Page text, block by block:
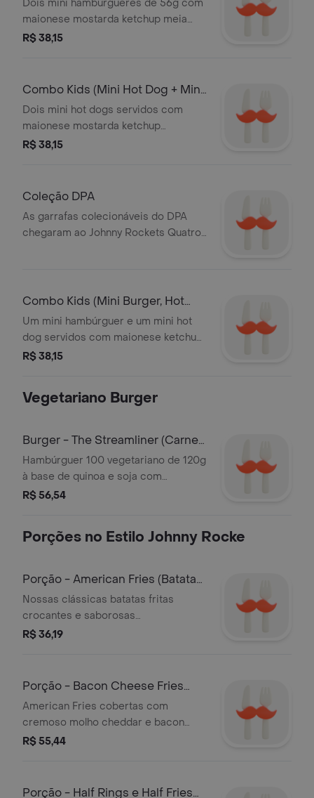
Dois mini hambúrgueres de 56g com
maionese mostarda ketchup meia
porção de American Fries e um
R$ 38,15
Combo Kids (Mini Hot Dog + Mini
Porção d
Dois mini hot dogs servidos com
maionese mostarda ketchup
Acompanha 12 porção de American
R$ 38,15
Coleção DPA
As garrafas colecionáveis do DPA
chegaram ao Johnny Rockets Quatro
Combo Kids (Mini Burger, Hot
dog e Porçã
Um mini hambúrguer e um mini hot
dog servidos com maionese ketchup
mostarda Acompanha 12 porção de
R$ 38,15
Vegetariano Burger
Burger - The Streamliner (Carne
de Soja
Hambúrguer 100 vegetariano de 120g
à base de quinoa e soja com
mostarda e picles Sabor e leveza
R$ 56,54
Porções no Estilo Johnny Rocke
Porção - American Fries (Batata
Frita Cl
Nossas clássicas batatas fritas
crocantes e saborosas
acompanhadas da irresistível
R$ 36,19
Porção - Bacon Cheese Fries
(Batata Frit
American Fries cobertas com
cremoso molho cheddar e bacon
crocante picado Uma explosão de
R$ 55,44
Porção - Half Rings e Half Fries